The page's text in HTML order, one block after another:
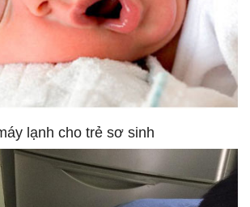
lạnh cho trẻ sơ sinh